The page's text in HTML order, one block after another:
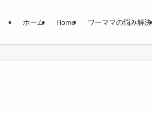
ホーム Home ワーママの悩み解決